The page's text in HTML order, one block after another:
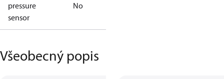
pressure
sensor
No
Všeobecný popis